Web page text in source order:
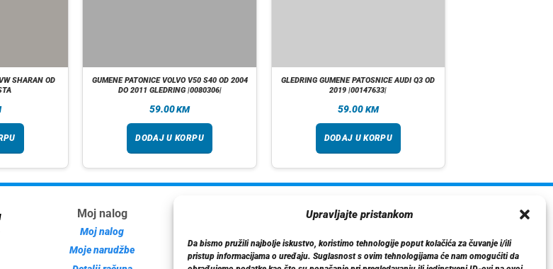
Upravljajte pristankom
Da bismo pružili najbolje iskustvo, koristimo tehnologije poput kolačića za čuvanje i/ili
pristup informacijama o uređaju. Suglasnost s ovim tehnologijama će nam omogućiti da
SHARAN OD
GUMENE PATONICE VOLVO V50 S40 OD 2004
DO 2011 GLEDRING |0080306|
59.00KM
DODAJ U KORPU
GLEDRING GUMENE PATOSNICE AUDI Q3 OD
2019 |00147633|
59.00 KM
DODAJ U KORPU
Moj nalog
Moj nalog
Moje narudžbe
Dostava